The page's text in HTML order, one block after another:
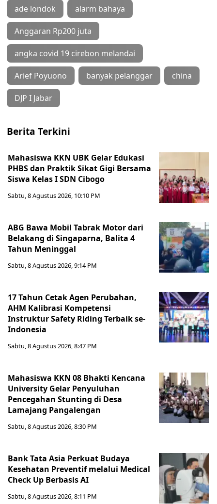
ade londok alarm bahaya
Anggaran Rp200 juta
angka covid 19 cirebon melandai
Arief Poyuono banyak pelanggar china
DJP I Jabar
Berita Terkini
Mahasiswa KKN UBK Gelar Edukasi
PHBS dan Praktik Sikat Gigi Bersama
Siswa Kelas I SDN Cibogo
Sabtu, 8 Agustus 2026, 10:10 PM
ABG Bawa Mobil Tabrak Motor dari
Belakang di Singaparna, Balita 4
Tahun Meninggal
Sabtu, 8 Agustus 2026, 9:14 PM
17 Tahun Cetak Agen Perubahan,
AHM Kalibrasi Kompetensi
Instruktur Safety Riding Terbaik se-
Indonesia
Sabtu, 8 Agustus 2026, 8:47 PM
Mahasiswa KKN 08 Bhakti Kencana
University Gelar Penyuluhan
Pencegahan Stunting di Desa
Lamajang Pangalengan
Sabtu, 8 Agustus 2026, 8:30 PM
Bank Tata Asia Perkuat Budaya
Kesehatan Preventif melalui Medical
Check Up Berbasis AI
Sabtu, 8 Agustus 2026, 8:11 PM